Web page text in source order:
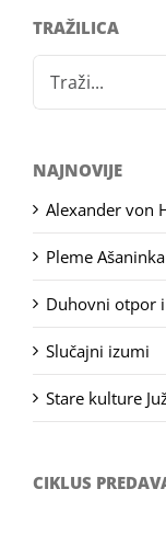
TRAŽILICA
Search
for:
NAJNOVIJE
Alexander von
Pleme
Duhovni otpor
Slučajni izumi
Stare kulture
CIKLUS